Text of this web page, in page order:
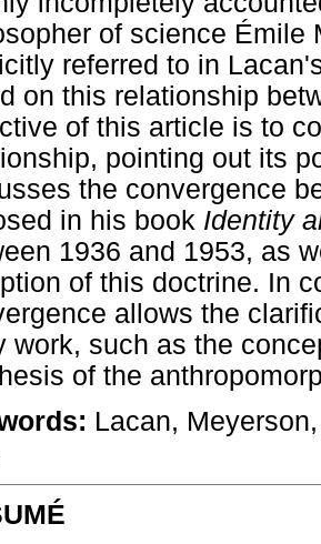
of science Émile
referred to in
on this relationship
of this article is to
pointing out its
the convergence
in his book Identity
1936 and 1953, as
of this doctrine. In
allows the
work, such as the
of the
Lacan,